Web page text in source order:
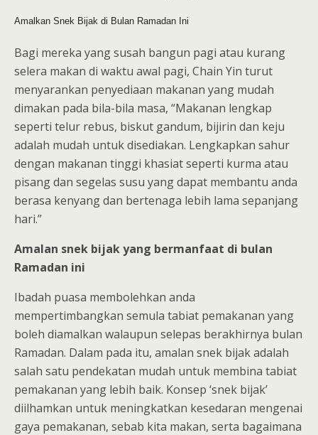
Amalkan Snek Bijak di Bulan Ramadan Ini
Bagi mereka yang susah bangun pagi atau kurang
selera makan di waktu awal pagi, Chain Yin turut
menyarankan penyediaan makanan yang mudah
dimakan pada bila-bila masa, “Makanan lengkap
seperti telur rebus, biskut gandum, bijirin dan keju
adalah mudah untuk disediakan. Lengkapkan sahur
dengan makanan tinggi khasiat seperti kurma atau
pisang dan segelas susu yang dapat membantu anda
berasa kenyang dan bertenaga lebih lama sepanjang
hari.”
Amalan snek bijak yang bermanfaat di bulan
Ramadan ini
Ibadah puasa membolehkan anda
mempertimbangkan semula tabiat pemakanan yang
boleh diamalkan walaupun selepas berakhirnya bulan
Ramadan. Dalam pada itu, amalan snek bijak adalah
salah satu pendekatan mudah untuk membina tabiat
pemakanan yang lebih baik. Konsep ‘snek bijak’
diilhamkan untuk meningkatkan kesedaran mengenai
gaya pemakanan, sebab kita makan, serta bagaimana